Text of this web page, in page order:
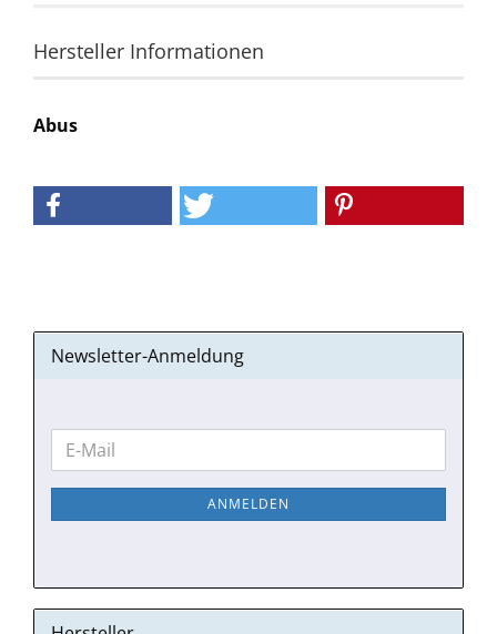
Hersteller Informationen
Abus
Newsletter-Anmeldung
WEITER
ZUR
NEWSLETTER-
E-
Mail
ANMELDEN